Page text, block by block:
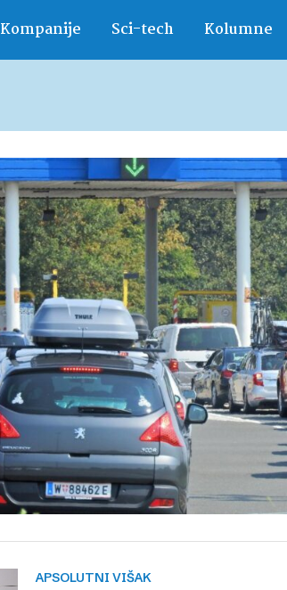
Kompanije Sci-tech Kolumne
APSOLUTNI VIŠAK